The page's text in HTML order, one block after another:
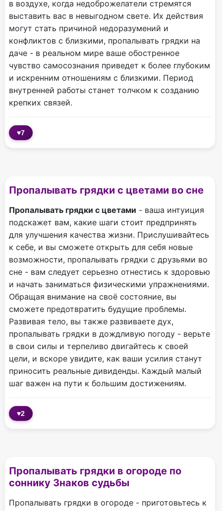
в воздухе, когда недоброжелатели стремятся
выставить вас в невыгодном свете. Их действия
могут стать причиной недоразумений и
конфликтов с близкими, пропалывать грядки на
даче - в реальном мире ваше обостренное
чувство самосознания приведет к более глубоким
и искренним отношениям с близкими. Период
внутренней работы станет толчком к созданию
крепких связей.
♥7
Пропалывать грядки с цветами во сне
Пропалывать грядки с цветами - ваша интуиция
подскажет вам, какие шаги стоит предпринять
для улучшения качества жизни. Прислушивайтесь
к себе, и вы сможете открыть для себя новые
возможности, пропалывать грядки с друзьями во
сне - вам следует серьезно отнестись к здоровью
и начать заниматься физическими упражнениями.
Обращая внимание на своё состояние, вы
сможете предотвратить будущие проблемы.
Развивая тело, вы также развиваете дух,
пропалывать грядки в дождливую погоду - верьте
в свои силы и терпеливо двигайтесь к своей
цели, и вскоре увидите, как ваши усилия станут
приносить реальные дивиденды. Каждый малый
шаг важен на пути к большим достижениям.
♥2
Пропалывать грядки в огороде по
соннику Знаков судьбы
Пропалывать грядки в огороде - приготовьтесь к